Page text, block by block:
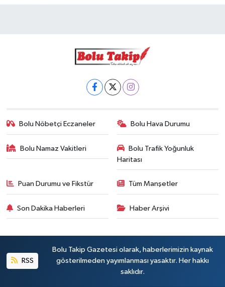
Bolu Nöbetçi Eczaneler Bolu Hava Durumu
Bolu Namaz Vakitleri
Bolu Trafik Yoğunluk
Haritası
Puan Durumu ve Fikstür Tüm Manşetler
Son Dakika Haberleri Haber Arşivi
RSS
Bolu Takip Gazetesi olarak, haberlerimizin kaynak
gösterilmeden yayımlanması yasaktır. Her hakkı
saklıdır.